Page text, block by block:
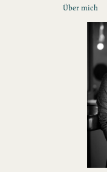
Über mich